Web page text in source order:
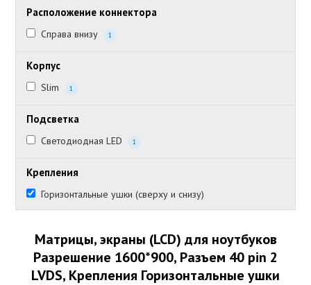
Расположение коннектора
Справа внизу 1
Корпус
Slim 1
Подсветка
Светодиодная LED 1
Крепления
Горизонтальные ушки (сверху и снизу)
Матрицы, экраны (LCD) для ноутбуков
Разрешение 1600*900, Разъем 40 pin 2
LVDS, Крепления Горизонтальные ушки